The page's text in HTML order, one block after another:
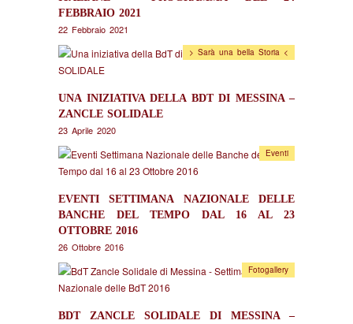
FEBBRAIO 2021
22 Febbraio 2021
UNA INIZIATIVA DELLA BDT DI MESSINA –
ZANCLE SOLIDALE
23 Aprile 2020
> Sarà una bella Storia <
EVENTI SETTIMANA NAZIONALE DELLE
BANCHE DEL TEMPO DAL 16 AL 23
OTTOBRE 2016
26 Ottobre 2016
Eventi
BDT ZANCLE SOLIDALE DI MESSINA –
Fotogallery